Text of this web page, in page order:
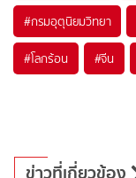
#กรมอุตุนิยมวิทยา
#โลกร้อน #จีน